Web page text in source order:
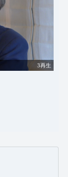
3再生